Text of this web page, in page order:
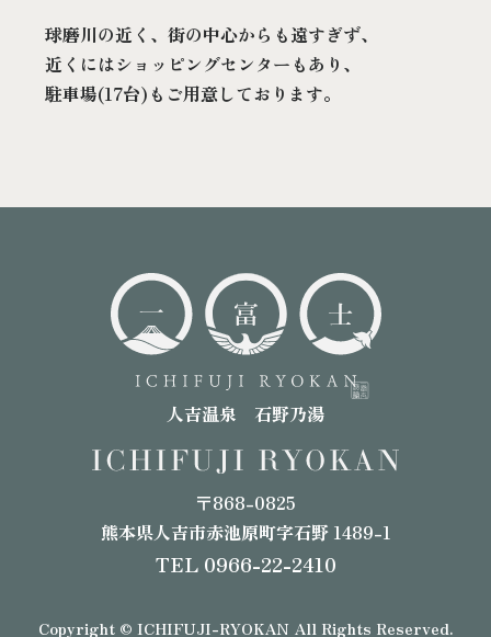
球磨川の近く、街の中心からも遠すぎず、
近くにはショッピングセンターもあり、
駐車場(17台)もご用意しております。
人吉温泉 石野乃湯
〒868-0825
熊本県人吉市赤池原町字石野 1489-1
TEL 0966-22-2410
Copyright © ICHIFUJI-RYOKAN All Rights Reserved.